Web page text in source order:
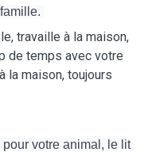
travaille à la maison,
de temps avec votre
la maison, toujours
votre animal, le lit